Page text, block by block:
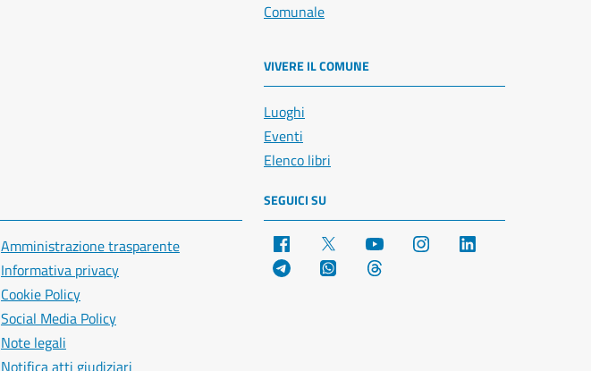
Comunale
VIVERE IL COMUNE
Luoghi
Eventi
Elenco libri
Amministrazione trasparente
Informativa privacy
Cookie Policy
Social Media Policy
Note legali
SEGUICI SU
Facebook YouTube Instagram
Telegram WhatsApp